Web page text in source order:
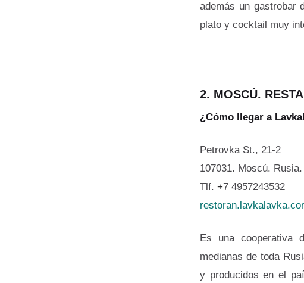
además un gastrobar
plato y cocktail muy
2. MOSCÚ.
¿Cómo llegar a
Petrovka St., 21-2
107031. Moscú. Rusia.
Tlf. +7 4957243532
Es una cooperativa
medianas de toda
y producidos en el